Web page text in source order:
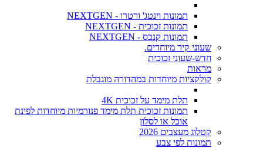
תמונות וינטג' ורטרו - NEXTGEN
תמונות זכוכית - NEXTGEN
תמונות קנבס - NEXTGEN
שעוני קיר מיוחדים.
חדש-שעוני זכוכית
מראות
קולקציות מיוחדות במהדורה מוגבלת
תלת מימד על זכוכית 4K
תמונות זכוכית תלת מימד פנורמיות מיוחדות לפינת
אוכל או לסלון
קטלוג מעצבים 2026
תמונות לפי צבע